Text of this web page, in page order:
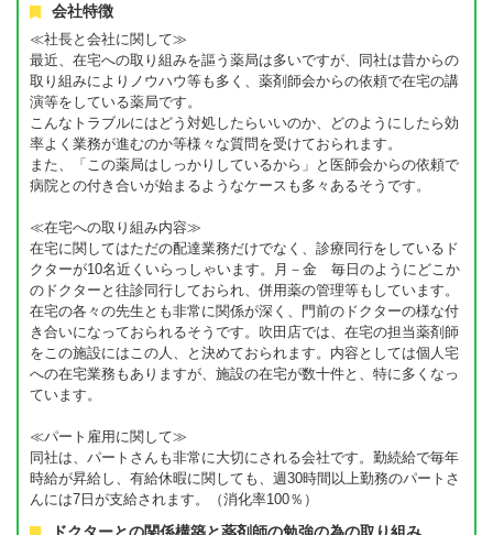
会社特徴
≪社長と会社に関して≫
最近、在宅への取り組みを謳う薬局は多いですが、同社は昔からの
取り組みによりノウハウ等も多く、薬剤師会からの依頼で在宅の講
演等をしている薬局です。
こんなトラブルにはどう対処したらいいのか、どのようにしたら効
率よく業務が進むのか等様々な質問を受けておられます。
また、「この薬局はしっかりしているから」と医師会からの依頼で
病院との付き合いが始まるようなケースも多々あるそうです。
≪在宅への取り組み内容≫
在宅に関してはただの配達業務だけでなく、診療同行をしているド
クターが10名近くいらっしゃいます。月－金 毎日のようにどこか
のドクターと往診同行しておられ、併用薬の管理等もしています。
在宅の各々の先生とも非常に関係が深く、門前のドクターの様な付
き合いになっておられるそうです。吹田店では、在宅の担当薬剤師
をこの施設にはこの人、と決めておられます。内容としては個人宅
への在宅業務もありますが、施設の在宅が数十件と、特に多くなっ
ています。
≪パート雇用に関して≫
同社は、パートさんも非常に大切にされる会社です。勤続給で毎年
時給が昇給し、有給休暇に関しても、週30時間以上勤務のパートさ
んには7日が支給されます。（消化率100％）